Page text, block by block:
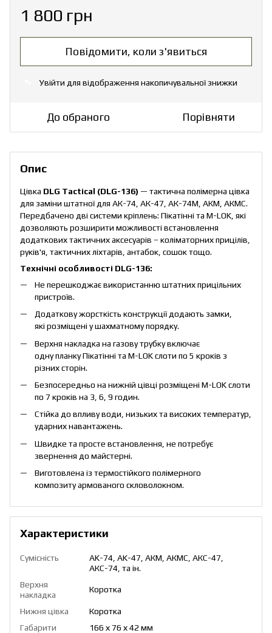
1 800 грн
Повідомити, коли з'явиться
Увійти для відображення накопичувальної знижки
До обраного Порівняти
Опис
Цівка DLG Tactical (DLG-136) — тактична полімерна цівка
для заміни штатної для АК-74, АК-47, АК-74М, АКМ, АКМС.
Передбачено дві системи кріплень: Пікатінні та M-LOK, які
дозволяють розширити можливості встановлення
додаткових тактичних аксесуарів – коліматорних прицілів,
руків'я, тактичних ліхтарів, антабок, сошок тощо.
Технічні особливості DLG-136:
Не перешкоджає використанню штатних прицільних
пристроїв.
Додаткову жорсткість конструкції додають замки,
які розміщені у шахматному порядку.
Верхня накладка на газову трубку включає
одну планку Пікатінні та M-LOK слоти по 5 кроків з
різних сторін.
Безпосередньо на нижній цівці розміщені M-LOK слоти
по 7 кроків на 3, 6, 9 годин.
Стійка до впливу води, низьких та високих температур,
ударних навантажень.
Швидке та просте встановлення, не потребує
звернення до майстерні.
Виготовлена із термостійкого полімерного
композиту армованого скловолокном.
Характеристики
Сумісність
AK-74, AK-47, АКМ, АКМС, АКС-47,
АКС-74, та ін.
Верхня
накладка
Коротка
Нижня цівка
Коротка
Габарити
166 х 76 х 42 мм